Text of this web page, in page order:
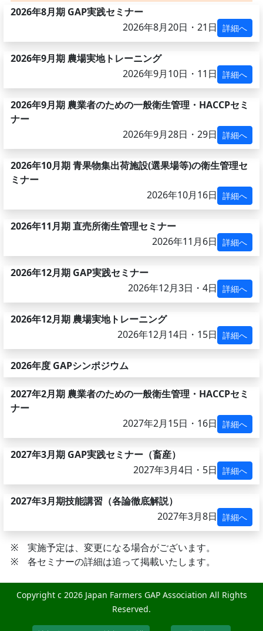
2026年8月期 GAP実践セミナー
2026年8月20日・21日 詳細へ
2026年9月期 農場実地トレーニング
2026年9月10日・11日 詳細へ
2026年9月期 農業者のための一般衛生管理・HACCPセミ
ナー
2026年9月28日・29日 詳細へ
2026年10月期 青果物集出荷施設(選果場等)の衛生管理セ
ミナー
2026年10月16日 詳細へ
2026年11月期 直売所衛生管理セミナー
2026年11月6日 詳細へ
2026年12月期 GAP実践セミナー
2026年12月3日・4日 詳細へ
2026年12月期 農場実地トレーニング
2026年12月14日・15日 詳細へ
2026年度 GAPシンポジウム
2027年2月期 農業者のための一般衛生管理・HACCPセミ
ナー
2027年2月15日・16日 詳細へ
2027年3月期 GAP実践セミナー（畜産）
2027年3月4日・5日 詳細へ
2027年3月期技能講習（各論徹底解説）
2027年3月8日 詳細へ
※ 実施予定は、変更になる場合がございます。
※ 各セミナーの詳細は追って掲載いたします。
Copyright c 2026 Japan Farmers GAP Association All Rights
Reserved.